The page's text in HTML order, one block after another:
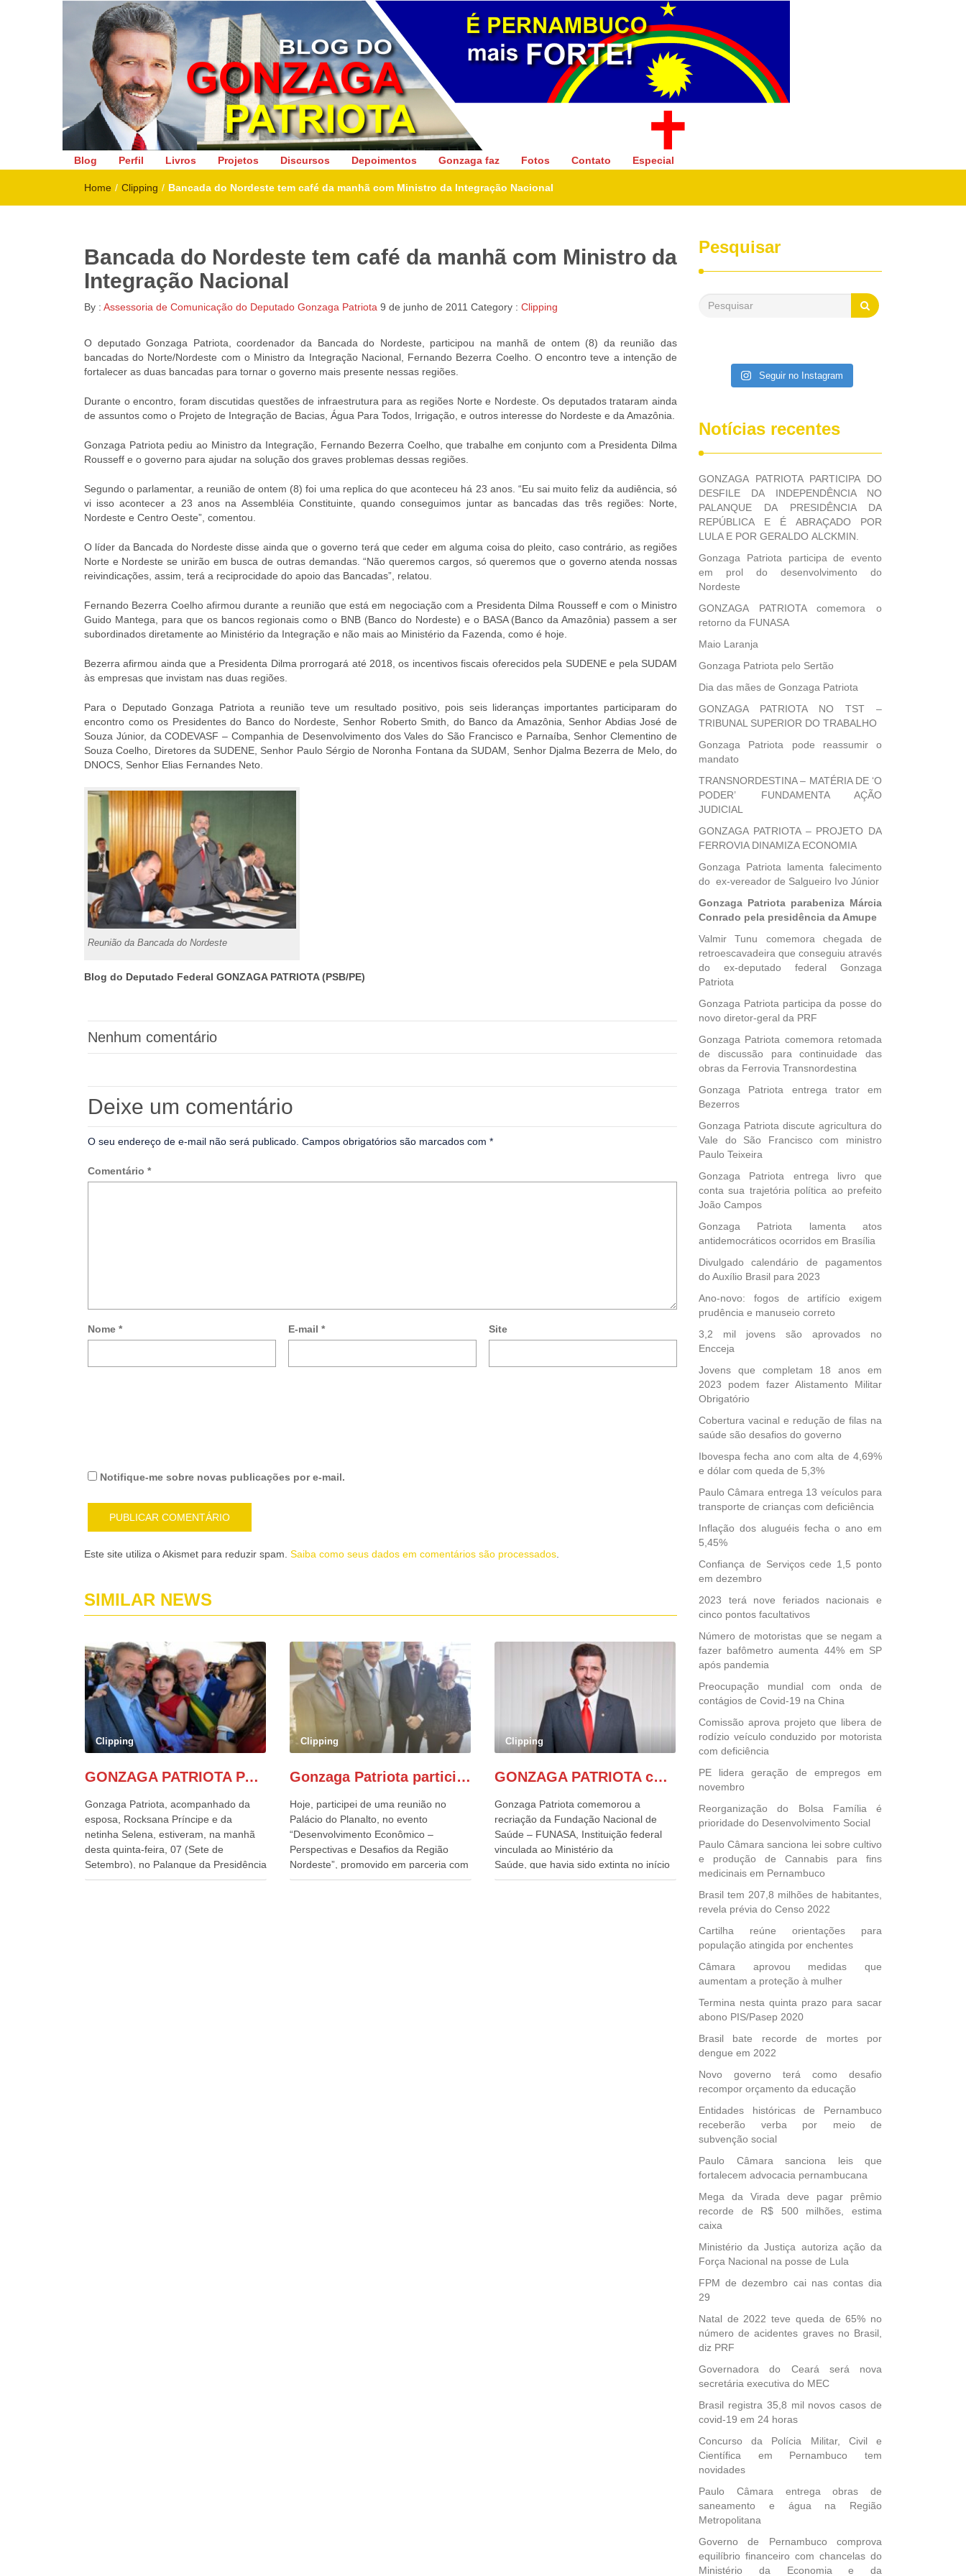
Gonzaga Patriota
Deputado Federal
Blog Perfil Livros Projetos Discursos Depoimentos Gonzaga faz Fotos Contato Especial
Home / Clipping / Bancada do Nordeste tem café da manhã com Ministro da Integração Nacional
Bancada do Nordeste tem café da manhã com Ministro da
Integração Nacional
By : Assessoria de Comunicação do Deputado Gonzaga Patriota 9 de junho de 2011 Category : Clipping
O deputado Gonzaga Patriota, coordenador da Bancada do Nordeste, participou na manhã de ontem (8) da reunião das
bancadas do Norte/Nordeste com o Ministro da Integração Nacional, Fernando Bezerra Coelho. O encontro teve a intenção de
fortalecer as duas bancadas para tornar o governo mais presente nessas regiões.
Durante o encontro, foram discutidas questões de infraestrutura para as regiões Norte e Nordeste. Os deputados trataram ainda
de assuntos como o Projeto de Integração de Bacias, Água Para Todos, Irrigação, e outros interesse do Nordeste e da Amazônia.
Gonzaga Patriota pediu ao Ministro da Integração, Fernando Bezerra Coelho, que trabalhe em conjunto com a Presidenta Dilma
Rousseff e o governo para ajudar na solução dos graves problemas dessas regiões.
Segundo o parlamentar, a reunião de ontem (8) foi uma replica do que aconteceu há 23 anos. “Eu sai muito feliz da audiência, só
vi isso acontecer a 23 anos na Assembléia Constituinte, quando conseguimos juntar as bancadas das três regiões: Norte,
Nordeste e Centro Oeste”, comentou.
O líder da Bancada do Nordeste disse ainda que o governo terá que ceder em alguma coisa do pleito, caso contrário, as regiões
Norte e Nordeste se unirão em busca de outras demandas. “Não queremos cargos, só queremos que o governo atenda nossas
reivindicações, assim, terá a reciprocidade do apoio das Bancadas”, relatou.
Fernando Bezerra Coelho afirmou durante a reunião que está em negociação com a Presidenta Dilma Rousseff e com o Ministro
Guido Mantega, para que os bancos regionais como o BNB (Banco do Nordeste) e o BASA (Banco da Amazônia) passem a ser
subordinados diretamente ao Ministério da Integração e não mais ao Ministério da Fazenda, como é hoje.
Bezerra afirmou ainda que a Presidenta Dilma prorrogará até 2018, os incentivos fiscais oferecidos pela SUDENE e pela SUDAM
às empresas que invistam nas duas regiões.
Para o Deputado Gonzaga Patriota a reunião teve um resultado positivo, pois seis lideranças importantes participaram do
encontro como os Presidentes do Banco do Nordeste, Senhor Roberto Smith, do Banco da Amazônia, Senhor Abdias José de
Souza Júnior, da CODEVASF – Companhia de Desenvolvimento dos Vales do São Francisco e Parnaíba, Senhor Clementino de
Souza Coelho, Diretores da SUDENE, Senhor Paulo Sérgio de Noronha Fontana da SUDAM, Senhor Djalma Bezerra de Melo, do
DNOCS, Senhor Elias Fernandes Neto.
Reunião da Bancada do Nordeste
Blog do Deputado Federal GONZAGA PATRIOTA (PSB/PE)
Nenhum comentário
Deixe um comentário
O seu endereço de e-mail não será publicado. Campos obrigatórios são marcados com *
Comentário *
Nome * E-mail *
Site
Notifique-
sobre
novos
comentários
Notifique-me sobre novas publicações por e-mail.
Este site utiliza o Akismet para reduzir spam. Saiba como seus dados em comentários são processados
SIMILAR NEWS
Clipping
GONZAGA PATRIOTA PARTICIPA DO DESFILE DA INDEPENDÊNCIA NO PALANQUE DA PRESIDÊNCIA DA REPÚBLICA E É ABRAÇADO POR LULA E POR GERALDO ALCKMIN.
Gonzaga Patriota, acompanhado da
esposa, Rocksana Príncipe e da
netinha Selena, estiveram, na manhã
desta quinta-feira, 07 (Sete de
Setembro), no Palanque da Presidência
da República, onde foram abraçados
Clipping
Gonzaga Patriota participa de evento em prol do desenvolvimento do Nordeste
Hoje, participei de uma reunião no
Palácio do Planalto, no evento
“Desenvolvimento Econômico –
Perspectivas e Desafios da Região
Nordeste”, promovido em parceria com
o Consórcio Nordeste. Na pauta do
Clipping
GONZAGA PATRIOTA comemora o retorno da FUNASA
Gonzaga Patriota comemorou a
recriação da Fundação Nacional de
Saúde – FUNASA, Instituição federal
vinculada ao Ministério da
Saúde, que havia sido extinta no início
do terceiro governo do
Pesquisar
Seguir no Instagram
Notícias recentes
GONZAGA PATRIOTA PARTICIPA DO
DESFILE DA INDEPENDÊNCIA NO
PALANQUE DA PRESIDÊNCIA DA
REPÚBLICA E É ABRAÇADO POR
LULA E POR GERALDO ALCKMIN.
Gonzaga Patriota participa de evento
em prol do desenvolvimento do
Nordeste
GONZAGA PATRIOTA comemora o
retorno da FUNASA
Maio Laranja
Gonzaga Patriota pelo Sertão
Dia das mães de Gonzaga Patriota
GONZAGA PATRIOTA NO TST –
TRIBUNAL SUPERIOR DO TRABALHO
Gonzaga Patriota pode reassumir o
mandato
TRANSNORDESTINA – MATÉRIA DE ‘O
PODER’ FUNDAMENTA AÇÃO
JUDICIAL
GONZAGA PATRIOTA – PROJETO DA
FERROVIA DINAMIZA ECONOMIA
Gonzaga Patriota lamenta falecimento
do ex-vereador de Salgueiro Ivo Júnior
Gonzaga Patriota parabeniza Márcia
Conrado pela presidência da Amupe
Valmir Tunu comemora chegada de
retroescavadeira que conseguiu através
do ex-deputado federal Gonzaga
Patriota
Gonzaga Patriota participa da posse do
novo diretor-geral da PRF
Gonzaga Patriota comemora retomada
de discussão para continuidade das
obras da Ferrovia Transnordestina
Gonzaga Patriota entrega trator em
Bezerros
Gonzaga Patriota discute agricultura do
Vale do São Francisco com ministro
Paulo Teixeira
Gonzaga Patriota entrega livro que
conta sua trajetória política ao prefeito
João Campos
Gonzaga Patriota lamenta atos
antidemocráticos ocorridos em Brasília
Divulgado calendário de pagamentos
do Auxílio Brasil para 2023
Ano-novo: fogos de artifício exigem
prudência e manuseio correto
3,2 mil jovens são aprovados no
Encceja
Jovens que completam 18 anos em
2023 podem fazer Alistamento Militar
Obrigatório
Cobertura vacinal e redução de filas na
saúde são desafios do governo
Ibovespa fecha ano com alta de 4,69%
e dólar com queda de 5,3%
Paulo Câmara entrega 13 veículos para
transporte de crianças com deficiência
Inflação dos aluguéis fecha o ano em
5,45%
Confiança de Serviços cede 1,5 ponto
em dezembro
2023 terá nove feriados nacionais e
cinco pontos facultativos
Número de motoristas que se negam a
fazer bafômetro aumenta 44% em SP
após pandemia
Preocupação mundial com onda de
contágios de Covid-19 na China
Comissão aprova projeto que libera de
rodízio veículo conduzido por motorista
com deficiência
PE lidera geração de empregos em
novembro
Reorganização do Bolsa Família é
prioridade do Desenvolvimento Social
Paulo Câmara sanciona lei sobre cultivo
e produção de Cannabis para fins
medicinais em Pernambuco
Brasil tem 207,8 milhões de habitantes,
revela prévia do Censo 2022
Cartilha reúne orientações para
população atingida por enchentes
Câmara aprovou medidas que
aumentam a proteção à mulher
Termina nesta quinta prazo para sacar
abono PIS/Pasep 2020
Brasil bate recorde de mortes por
dengue em 2022
Novo governo terá como desafio
recompor orçamento da educação
Entidades históricas de Pernambuco
receberão verba por meio de
subvenção social
Paulo Câmara sanciona leis que
fortalecem advocacia pernambucana
Mega da Virada deve pagar prêmio
recorde de R$ 500 milhões, estima
caixa
Ministério da Justiça autoriza ação da
Força Nacional na posse de Lula
FPM de dezembro cai nas contas dia
29
Natal de 2022 teve queda de 65% no
número de acidentes graves no Brasil,
diz PRF
Governadora do Ceará será nova
secretária executiva do MEC
Brasil registra 35,8 mil novos casos de
covid-19 em 24 horas
Concurso da Polícia Militar, Civil e
Científica em Pernambuco tem
novidades
Paulo Câmara entrega obras de
saneamento e água na Região
Metropolitana
Governo de Pernambuco comprova
equilíbrio financeiro com chancelas do
Ministério da Economia e da